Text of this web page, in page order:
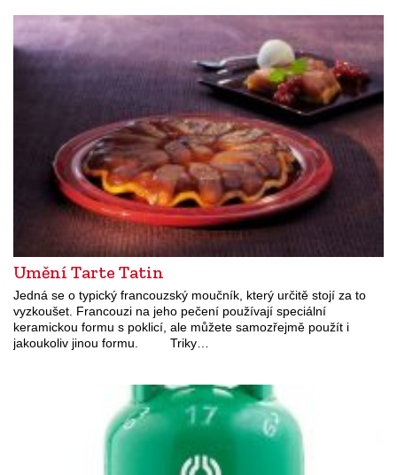
Umění Tarte Tatin
Jedná se o typický francouzský moučník, který určitě stojí za to
vyzkoušet. Francouzi na jeho pečení používají speciální
keramickou formu s poklicí, ale můžete samozřejmě použít i
jakoukoliv jinou formu. Triky…